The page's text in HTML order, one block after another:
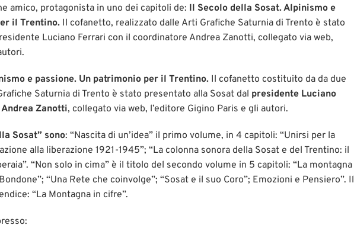
amico, protagonista in uno dei capitoli de: Il Secolo della Sosat. Alpinismo e
il Trentino. Il cofanetto, realizzato dalle Arti Grafiche Saturnia di Trento è stato
Luciano Ferrari con il coordinatore Andrea Zanotti, collegato via web,
e passione. Un patrimonio per il Trentino. Il cofanetto costituito da da due
Saturnia di Trento è stato presentato alla Sosat dal presidente Luciano
Andrea Zanotti, collegato via web, l’editore Gigino Paris e gli autori.
Sosat” sono: “Nascita di un’idea” il primo volume, in 4 capitoli: “Unirsi per la
alla liberazione 1921-1945”; “La colonna sonora della Sosat e del Trentino: il
“Non solo in cima” è il titolo del secondo volume in 5 capitoli: “La montagna
“Una Rete che coinvolge”; “Sosat e il suo Coro”; Emozioni e Pensiero”. Il
“La Montagna in cifre”.